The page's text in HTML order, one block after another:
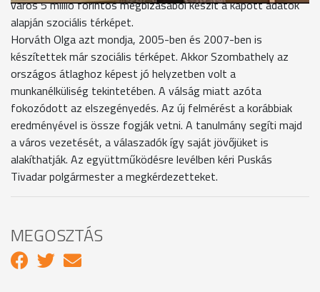
város 5 millió forintos megbízásából készít a kapott adatok
alapján szociális térképet.
Horváth Olga azt mondja, 2005-ben és 2007-ben is
készítettek már szociális térképet. Akkor Szombathely az
országos átlaghoz képest jó helyzetben volt a
munkanélküliség tekintetében. A válság miatt azóta
fokozódott az elszegényedés. Az új felmérést a korábbiak
eredményével is össze fogják vetni. A tanulmány segíti majd
a város vezetését, a válaszadók így saját jövőjüket is
alakíthatják. Az együttműködésre levélben kéri Puskás
Tivadar polgármester a megkérdezetteket.
MEGOSZTÁS